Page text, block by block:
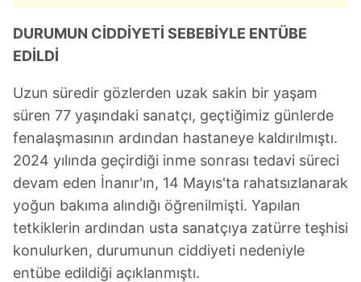
DURUMUN CİDDİYETİ SEBEBİYLE ENTÜBE
EDİLDİ
Uzun süredir gözlerden uzak sakin bir yaşam
süren 77 yaşındaki sanatçı, geçtiğimiz günlerde
fenalaşmasının ardından hastaneye kaldırılmıştı.
2024 yılında geçirdiği inme sonrası tedavi süreci
devam eden İnanır'ın, 14 Mayıs'ta rahatsızlanarak
yoğun bakıma alındığı öğrenilmişti. Yapılan
tetkiklerin ardından usta sanatçıya zatürre teşhisi
konulurken, durumunun ciddiyeti nedeniyle
entübe edildiği açıklanmıştı.